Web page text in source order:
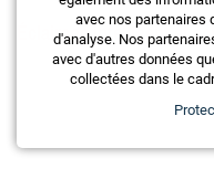
Éclairage intelligent et
avec nos partenaires
d'analyse. Nos
avec d'autres données
collectées dans le